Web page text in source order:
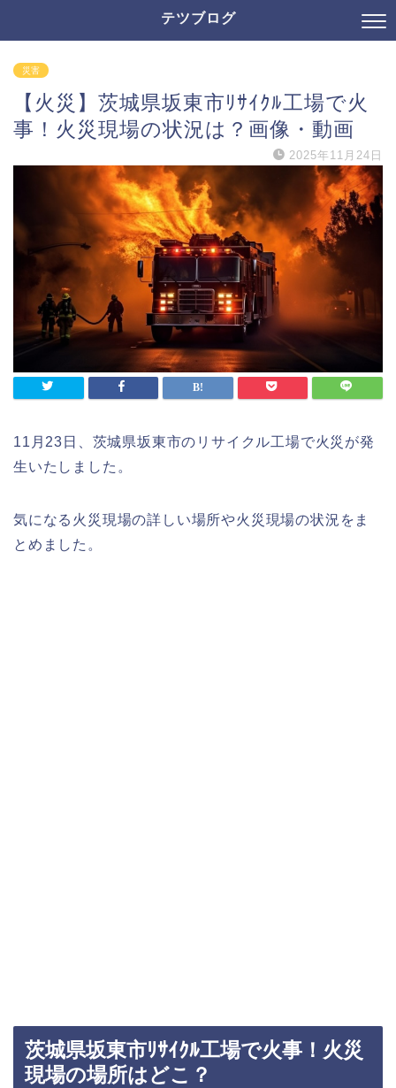
テツブログ
災害
【火災】茨城県坂東市ﾘｻｲｸﾙ工場で火
事！火災現場の状況は？画像・動画
2025年11月24日
11月23日、茨城県坂東市のリサイクル工場で火災が発
生いたしました。
気になる火災現場の詳しい場所や火災現場の状況をま
とめました。
茨城県坂東市ﾘｻｲｸﾙ工場で火事！火災
現場の場所はどこ？